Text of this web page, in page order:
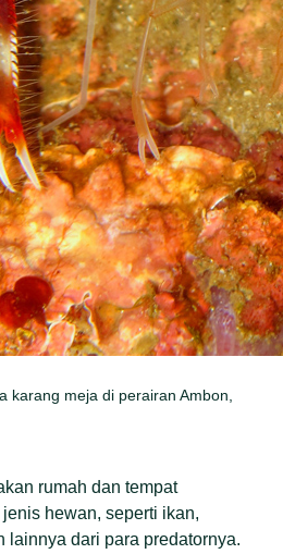
karang meja di perairan Ambon,
rumah dan tempat
hewan, seperti ikan,
lainnya dari para predatornya.